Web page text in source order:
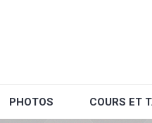
PHOTOS COURS ET